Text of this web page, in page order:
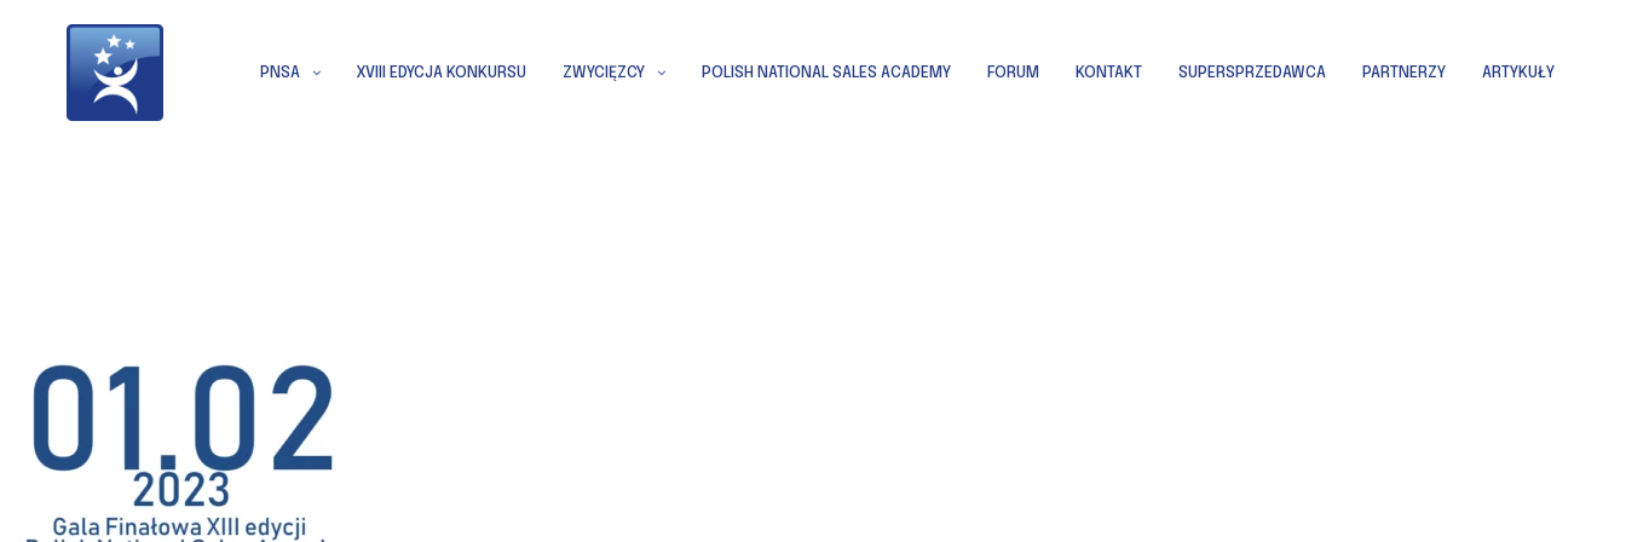
PNSA XVIII EDYCJA KONKURSU ZWYCIĘZCY POLISH NATIONAL SALES ACADEMY FORUM KONTAKT SUPERSPRZEDAWCA PARTNERZY ARTYKUŁY